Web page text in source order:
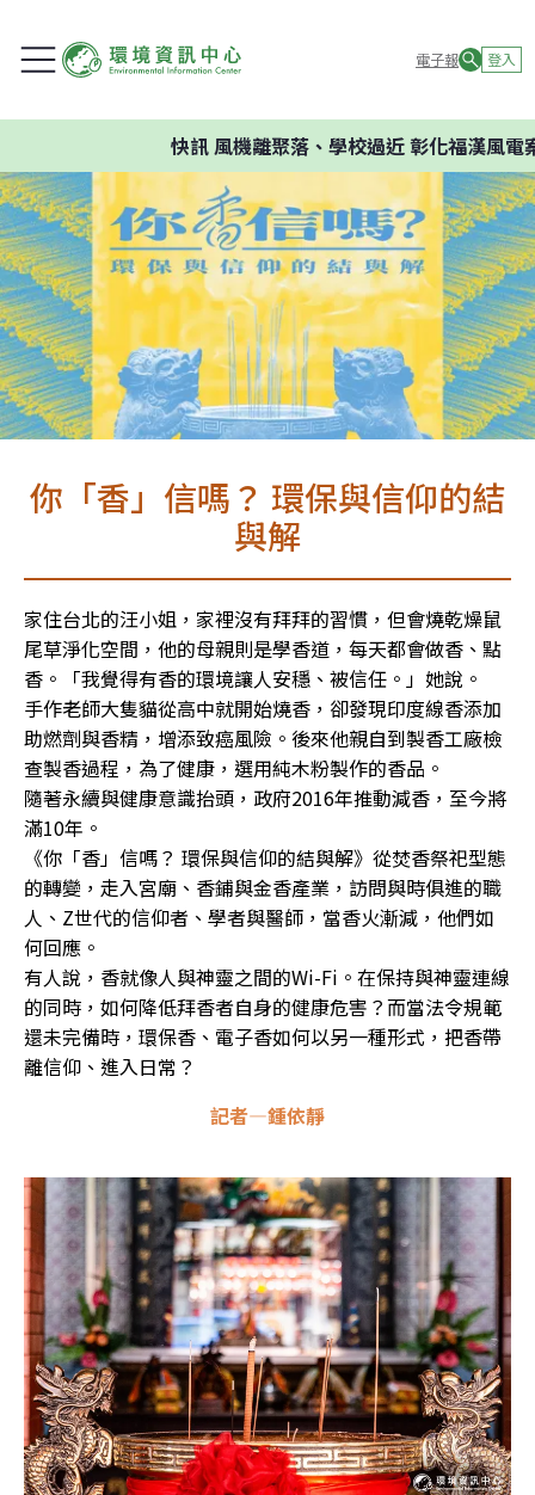
電子報 登入
快訊風機離聚落、學校過近 彰化福漢風電案環
你「香」信嗎？ 環保與信仰的結
與解
家住台北的汪小姐，家裡沒有拜拜的習慣，但會燒乾燥鼠
尾草淨化空間，他的母親則是學香道，每天都會做香、點
香。「我覺得有香的環境讓人安穩、被信任。」她說。
手作老師大隻貓從高中就開始燒香，卻發現印度線香添加
助燃劑與香精，增添致癌風險。後來他親自到製香工廠檢
查製香過程，為了健康，選用純木粉製作的香品。
隨著永續與健康意識抬頭，政府2016年推動減香，至今將
滿10年。
《你「香」信嗎？ 環保與信仰的結與解》從焚香祭祀型態
的轉變，走入宮廟、香鋪與金香產業，訪問與時俱進的職
人、Z世代的信仰者、學者與醫師，當香火漸減，他們如
何回應。
有人說，香就像人與神靈之間的Wi-Fi。在保持與神靈連線
的同時，如何降低拜香者自身的健康危害？而當法令規範
還未完備時，環保香、電子香如何以另一種形式，把香帶
離信仰、進入日常？
記者—鍾依靜